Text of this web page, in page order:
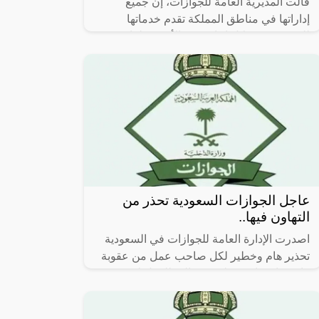
إداراتها في مناطق المملكة تقدم خدماتها
عاجل الجوازات السعودية تحذر من
التهاون فيها..
اصدرت الإدارة العامة للجوازات في السعودية
تحذير هام وخطير لكل صاحب عمل من عقوبة
أو لحسابهم الخاص. حيث يتم تغريمه مبلغ